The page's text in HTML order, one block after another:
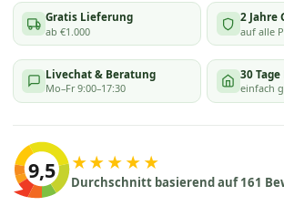
Gratis Lieferung
ab €1.000
2 Jahre
auf alle
Livechat & Beratung
Mo–Fr 9:00–17:30
30
einfach
9,5 ★★★★★
Durchschnitt basierend auf 161